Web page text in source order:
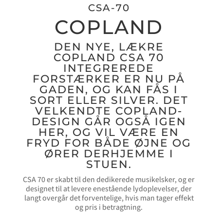
CSA-70
COPLAND
DEN NYE, LÆKRE
COPLAND CSA 70
INTEGREREDE
FORSTÆRKER ER NU PÅ
GADEN, OG KAN FÅS I
SORT ELLER SILVER. DET
VELKENDTE COPLAND-
DESIGN GÅR OGSÅ IGEN
HER, OG VIL VÆRE EN
FRYD FOR BÅDE ØJNE OG
ØRER DERHJEMME I
STUEN.
CSA 70 er skabt til den dedikerede musikelsker, og er
designet til at levere enestående lydoplevelser, der
langt overgår det forventelige, hvis man tager effekt
og pris i betragtning.